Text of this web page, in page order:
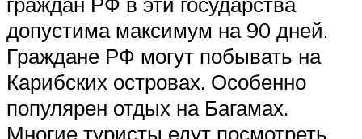
допустима максимум на 90 дней.
Граждане РФ могут побывать на
Карибских островах. Особенно
популярен отдых на Багамах.
Многие туристы едут посмотреть